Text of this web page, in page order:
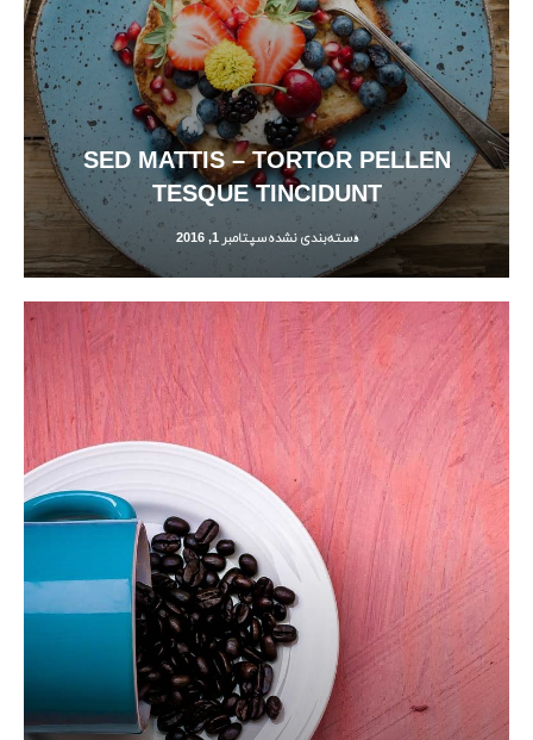
SED MATTIS – TORTOR PELLEN
TESQUE TINCIDUNT
دسته‌بندی نشدهسپتامبر 1, 2016